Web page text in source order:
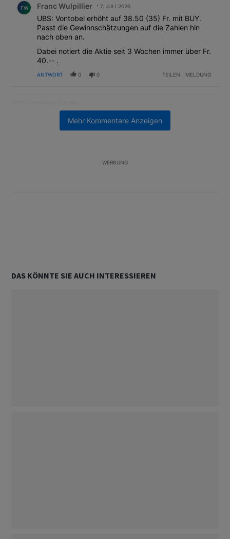
Mehr Kommentare Anzeigen
FW Franc Wulpillier 7. JULI 2026
UBS: Vontobel erhöht auf 38.50 (35) Fr. mit BUY.
Passt die Gewinnschätzungen auf die Zahlen hin
nach oben an.
Dabei notiert die Aktie seit 3 Wochen immer über Fr.
40.-- .
ANTWORT 0 0 TEILEN MELDUNG
Das Folgende ist eine Liste der am meisten kommentierten
Ein Trendartikel mit dem Titel "Fifa verwirft Pläne für den
Fifa verwirft Pläne für den Verkauf von WM-Anteilen
WERBUNG
DAS KÖNNTE SIE AUCH INTERESSIEREN